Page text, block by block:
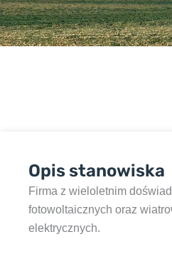
Opis stanowiska
Firma z wieloletnim
fotowoltaicznych oraz
elektrycznych.